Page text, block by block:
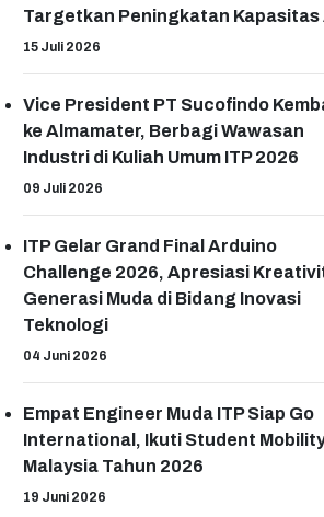
Targetkan Peningkatan Kapasitas
15 Juli 2026
Vice President PT Sucofindo
ke Almamater, Berbagi Wawasan
Industri di Kuliah Umum ITP 2026
09 Juli 2026
ITP Gelar Grand Final Arduino
Challenge 2026, Apresiasi
Generasi Muda di Bidang Inovasi
Teknologi
04 Juni 2026
Empat Engineer Muda ITP Siap Go
International, Ikuti Student
Malaysia Tahun 2026
19 Juni 2026